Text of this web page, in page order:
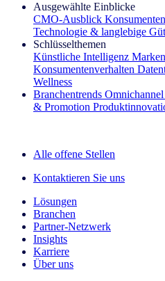
Ausgewählte Einblicke
CMO‑Ausblick
Technologie & langlebige
Schlüsselthemen
Künstliche Intelligenz
Konsumentenverhalten
Wellness
Branchentrends
& Promotion
Alle offene Stellen
Kontaktieren Sie uns
Lösungen
Branchen
Partner-Netzwerk
Insights
Karriere
Über uns